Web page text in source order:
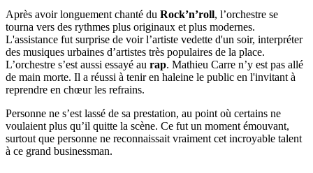
Après avoir longuement chanté du Rock’n’roll, l’orchestre se
tourna vers des rythmes plus originaux et plus modernes.
L'assistance fut surprise de voir l’artiste vedette d'un soir, interpréter
des musiques urbaines d’artistes très populaires de la place.
L’orchestre s’est aussi essayé au rap. Mathieu Carre n’y est pas allé
de main morte. Il a réussi à tenir en haleine le public en l'invitant à
reprendre en chœur les refrains.
Personne ne s’est lassé de sa prestation, au point où certains ne
voulaient plus qu’il quitte la scène. Ce fut un moment émouvant,
surtout que personne ne reconnaissait vraiment cet incroyable talent
à ce grand businessman.